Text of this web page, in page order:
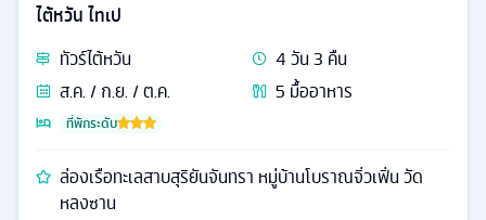
ไต้หวัน ไทเป
ทัวร์ไต้หวัน 4วัน3 คืน
ส.ค. / ก.ย. / ต.ค.
5 มื้ออาหาร
ที่พักระดับ
ล่องเรือทะเลสาบสุริยันจันทรา หมู่บ้านโบราณจิ่วเฟิ่น วัด
หลงซาน